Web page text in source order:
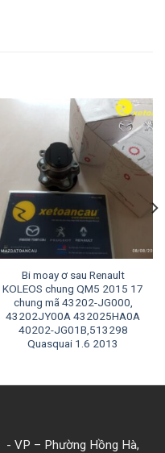
Bi moay ơ sau Renault
KOLEOS chung QM5 2015 17
chung mã 43202-JG000,
43202JY00A 432025HA0A
40202-JG01B,513298
Quasquai 1.6 2013
- VP – Phường Hồng Hà,